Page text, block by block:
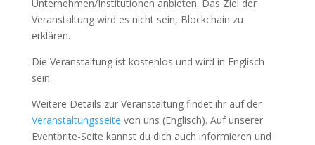
Unternehmen/Institutionen anbieten. Das Ziel der
Veranstaltung wird es nicht sein, Blockchain zu
erklären.
Die Veranstaltung ist kostenlos und wird in Englisch
sein.
Weitere Details zur Veranstaltung findet ihr auf der
Veranstaltungsseite von uns (Englisch). Auf unserer
Eventbrite-Seite kannst du dich auch informieren und